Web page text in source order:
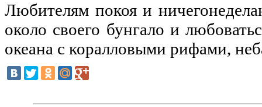
Любителям покоя и
около своего бунгало и
океана с коралловыми рифами,